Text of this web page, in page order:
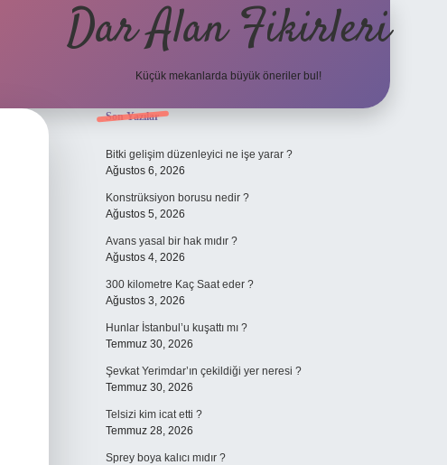
Dar Alan Fikirleri
Küçük mekanlarda büyük öneriler bul!
Sidebar
Son Yazılar
Bitki gelişim düzenleyici ne işe yarar ?
Ağustos 6, 2026
Konstrüksiyon borusu nedir ?
Ağustos 5, 2026
Avans yasal bir hak mıdır ?
Ağustos 4, 2026
300 kilometre Kaç Saat eder ?
Ağustos 3, 2026
Hunlar İstanbul’u kuşattı mı ?
Temmuz 30, 2026
Şevkat Yerimdar’ın çekildiği yer neresi ?
Temmuz 30, 2026
Telsizi kim icat etti ?
Temmuz 28, 2026
Sprey boya kalıcı mıdır ?